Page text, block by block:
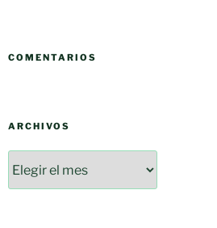
COMENTARIOS
ARCHIVOS